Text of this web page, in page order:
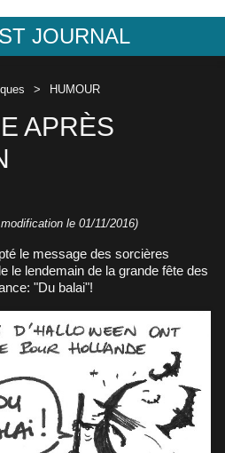
JOURNAL
> HUMOUR
APRÈS
le 01/11/2016)
le message des sorcières
le lendemain de la grande fête des
"Du balai"!